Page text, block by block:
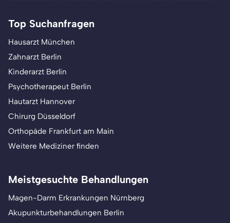
Top Suchanfragen
Hausarzt München
Zahnarzt Berlin
Kinderarzt Berlin
Psychotherapeut Berlin
Hautarzt Hannover
Chirurg Düsseldorf
Orthopäde Frankfurt am Main
Weitere Mediziner finden
Meistgesuchte Behandlungen
Magen-Darm Erkrankungen Nürnberg
Akupunkturbehandlungen Berlin